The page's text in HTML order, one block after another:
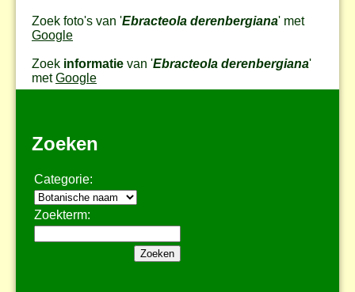
Zoek foto's van 'Ebracteola derenbergiana' met
Google
Zoek informatie van 'Ebracteola derenbergiana'
metGoogle
Zoeken
Categorie:
Zoekterm: